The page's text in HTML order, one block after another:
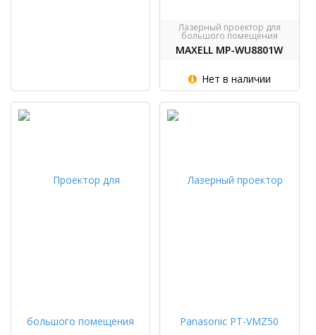
Лазерный проектор для
большого помещения
MAXELL MP-WU8801W
Нет в наличии